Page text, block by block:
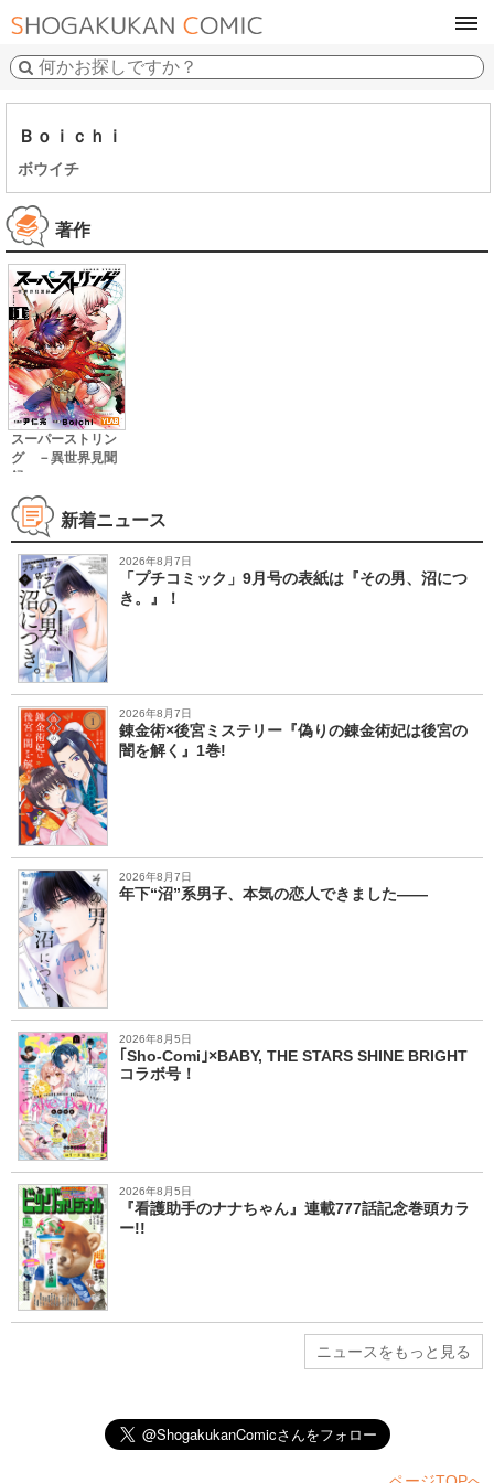
Ｂｏｉｃｈｉ
ボウイチ
著作
スーパーストリン
グ －異世界見聞
録－
新着ニュース
2026年8月7日
「プチコミック」9月号の表紙は『その男、沼につ
き。』！
2026年8月7日
錬金術×後宮ミステリー『偽りの錬金術妃は後宮の
闇を解く』1巻!
2026年8月7日
年下“沼”系男子、本気の恋人できました――
2026年8月5日
｢Sho-Comi｣×BABY, THE STARS SHINE BRIGHT
コラボ号！
2026年8月5日
『看護助手のナナちゃん』連載777話記念巻頭カラ
ー!!
ニュースをもっと見る